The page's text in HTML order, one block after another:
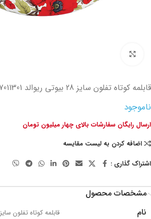
قابلمه کوتاه تفلون سایز 28 بیوتی ریوالد 7011301
ناموجود
ارسال رایگان سفارشات بالای چهار میلیون تومان
اضافه کردن به لیست مقایسه
اشتراک گذاری :
مشخصات محصول
نام
قابلمه کوتاه تفلون سایز 28 بیوتی ریوالد 7011301